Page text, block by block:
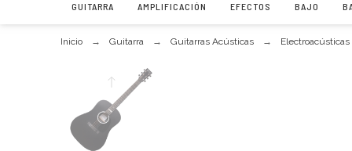
GUITARRA AMPLIFICACIÓN EFECTOS BAJO
Inicio Guitarra Guitarras Acústicas Electroacústicas